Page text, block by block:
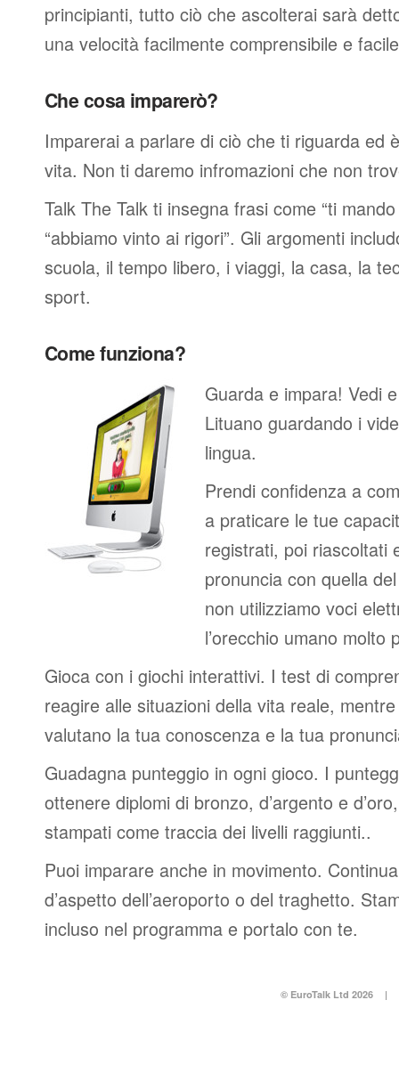
principianti, tutto ciò che ascolterai sarà
una velocità facilmente comprensibile e
Che cosa imparerò?
Imparerai a parlare di ciò che ti riguarda ed
vita. Non ti daremo infromazioni che non
Talk The Talk ti insegna frasi come “ti
“abbiamo vinto ai rigori”. Gli argomenti
scuola, il tempo libero, i viaggi, la casa, la
sport.
Come funziona?
Guarda e impara! Vedi
Lituano guardando i
lingua.
Prendi confidenza a
a praticare le tue
registrati, poi riascoltati
pronuncia con quella
non utilizziamo voci
l’orecchio umano molto
Gioca con i giochi interattivi. I test di
reagire alle situazioni della vita reale,
valutano la tua conoscenza e la tua
Guadagna punteggio in ogni gioco. I
ottenere diplomi di bronzo, d’argento e
stampati come traccia dei livelli raggiunti..
Puoi imparare anche in movimento.
d’aspetto dell’aeroporto o del traghetto.
incluso nel programma e portalo con te.
© EuroTalk Ltd 2026 |